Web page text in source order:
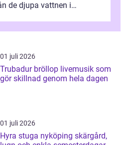
de djupa vattnen i
01 juli 2026
Trubadur bröllop livemusik som
gör skillnad genom hela dagen
01 juli 2026
Hyra stuga nyköping skärgård,